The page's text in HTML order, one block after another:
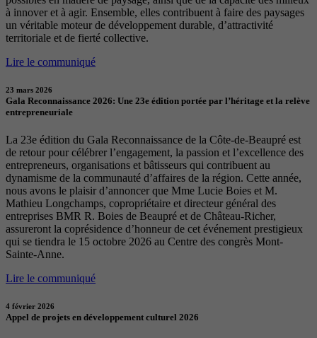
à innover et à agir. Ensemble, elles contribuent à faire des paysages
un véritable moteur de développement durable, d’attractivité
territoriale et de fierté collective.
Lire le communiqué
23 mars 2026
Gala Reconnaissance 2026: Une 23e édition portée par l’héritage et la relève
entrepreneuriale
La 23e édition du Gala Reconnaissance de la Côte-de-Beaupré est
de retour pour célébrer l’engagement, la passion et l’excellence des
entrepreneurs, organisations et bâtisseurs qui contribuent au
dynamisme de la communauté d’affaires de la région. Cette année,
nous avons le plaisir d’annoncer que Mme Lucie Boies et M.
Mathieu Longchamps, copropriétaire et directeur général des
entreprises BMR R. Boies de Beaupré et de Château-Richer,
assureront la coprésidence d’honneur de cet événement prestigieux
qui se tiendra le 15 octobre 2026 au Centre des congrès Mont-
Sainte-Anne.
Lire le communiqué
4 février 2026
Appel de projets en développement culturel 2026